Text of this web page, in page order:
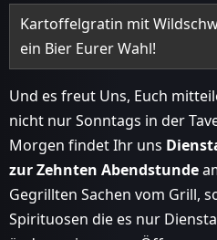
Kartoffelgratin mit
ein Bier Eurer Wahl!
Und es freut Uns, Euch
nicht nur Sonntags in der
Morgen findet Ihr uns
zur Zehnten Abendstunde
Gegrillten Sachen vom Grill,
Spirituosen die es nur